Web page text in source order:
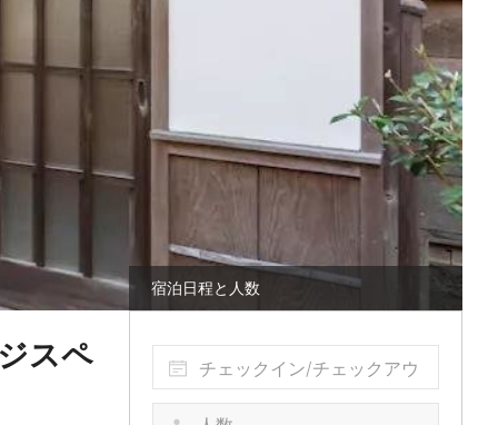
宿泊日程と人数
チェックイン/チェックアウ
ト
スペ